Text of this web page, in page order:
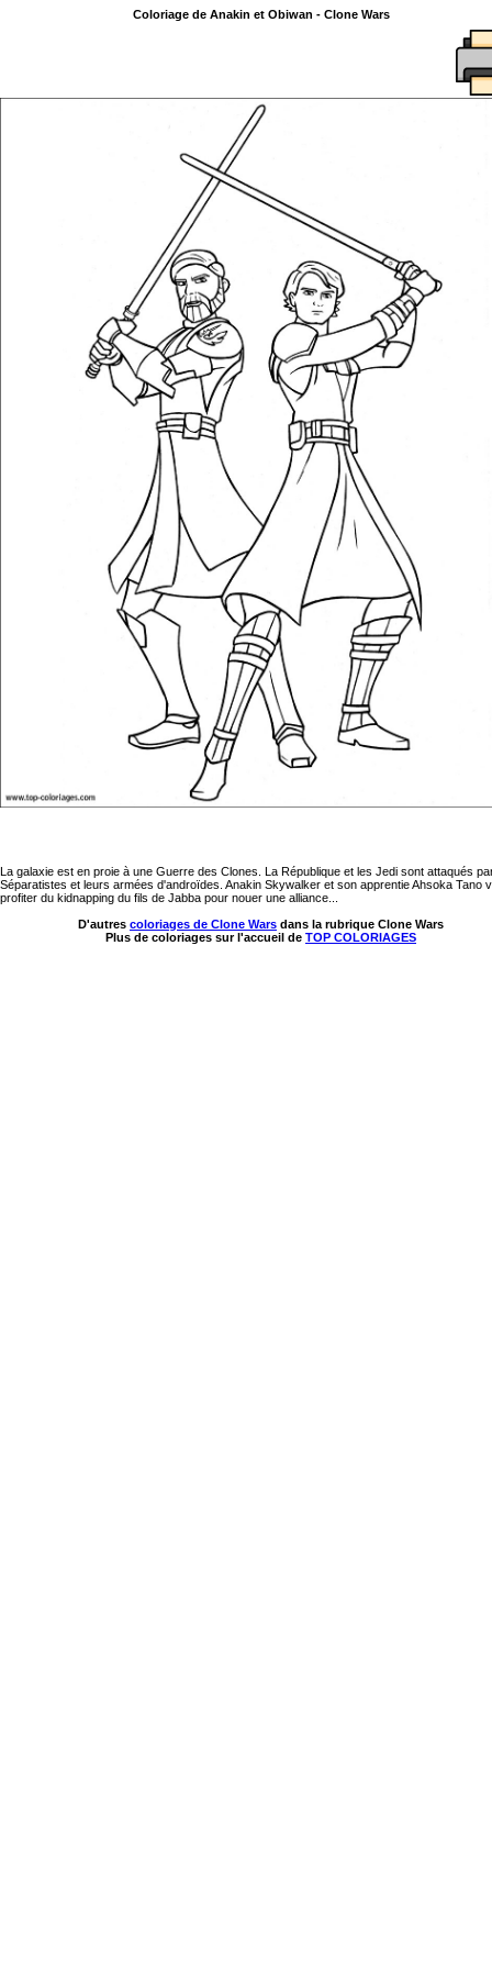
Coloriage de Anakin et Obiwan - Clone Wars
La galaxie est en proie à une Guerre des Clones. La République et les Jedi sont attaqués
Séparatistes et leurs armées d'androïdes. Anakin Skywalker et son apprentie Ahsoka Tano
profiter du kidnapping du fils de Jabba pour nouer une alliance...
D'autres coloriages de Clone Wars dans la rubrique Clone Wars
Plus de coloriages sur l'accueil de TOP COLORIAGES